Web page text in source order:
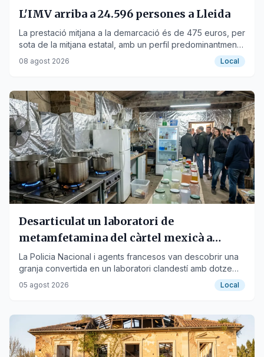
L'IMV arriba a 24.596 persones a Lleida
La prestació mitjana a la demarcació és de 475 euros, per
sota de la mitjana estatal, amb un perfil predominantment
femení.
08 agost 2026 Local
Desarticulat un laboratori de
metamfetamina del càrtel mexicà a
Almenar
La Policia Nacional i agents francesos van descobrir una
granja convertida en un laboratori clandestí amb dotze
tones de vainilla com a tapadora.
05 agost 2026 Local